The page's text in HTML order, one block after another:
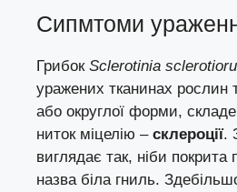
Сипмтоми
Грибок Sclerotinia
уражених тканинах рослин
або округлої форми,
ниток міцелію – склероції.
виглядає так, ніби покрита
назва біла гниль.